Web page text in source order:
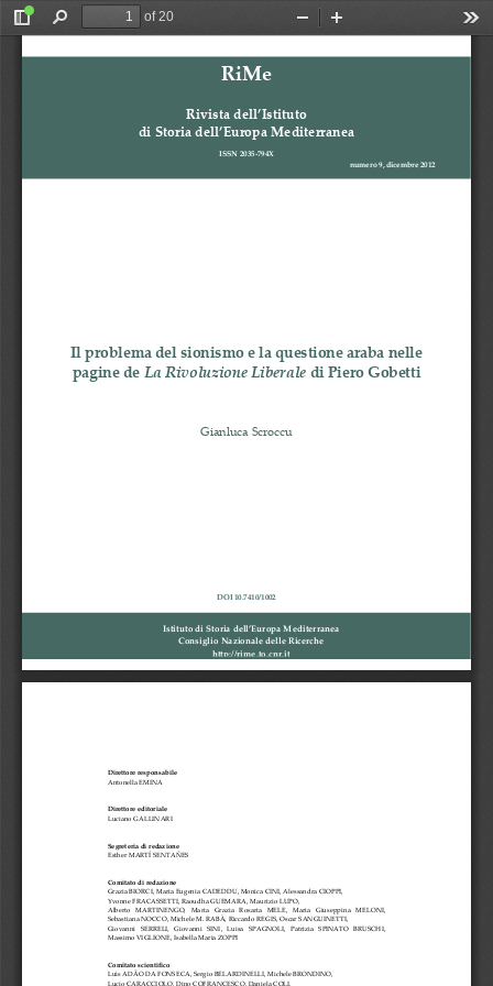
Toggle
Find
of 20
Zoom
RiMe
Rivista dell’Istituto
di Storia dell’Europa Mediterranea
ISSN 2035‐794X
numero 9, dicembre 2012
Il problema del sionismo e la questione araba nelle
pagine de La Rivoluzione Liberale di Piero Gobetti
Gianluca Scroccu
DOI 10.7410/1002
Istituto di Storia dell’Europa Mediterranea
Consiglio Nazionale delle Ricerche
http://rime.to.cnr.it
Direttore responsabile
Antonella EMINA
Direttore editoriale
Luciano GALLINARI
Segreteria di redazione
Esther MARTÍ SENTAÑES
Comitato di redazione
Grazia BIORCI, Maria Eugenia CADEDDU, Monica CINI, Alessandra CIOPPI,
Yvonne FRACASSETTI, Raoudha GUEMARA, Maurizio LUPO,
Alberto
MARTINENGO, Maria Grazia Rosaria MELE, Maria Giuseppina
MELONI,
Sebastiana NOCCO, Michele M. RABÀ, Riccardo REGIS, Oscar SANGUINETTI,
Giovanni
SERRELI, Giovanni SINI, Luisa SPAGNOLI, Patrizia SPINATO
BRUSCHI,
Massimo VIGLIONE, Isabella Maria ZOPPI
Comitato scientifico
Luis ADÃO DA FONSECA, Sergio BELARDINELLI, Michele BRONDINO,
Lucio CARACCIOLO, Dino COFRANCESCO, Daniela COLI,